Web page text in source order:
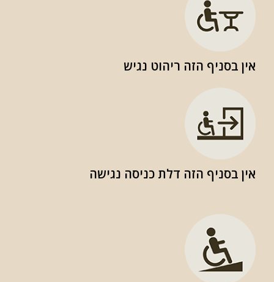
אין בסניף הזה ריהוט נגיש
אין בסניף הזה דלת כניסה נגישה